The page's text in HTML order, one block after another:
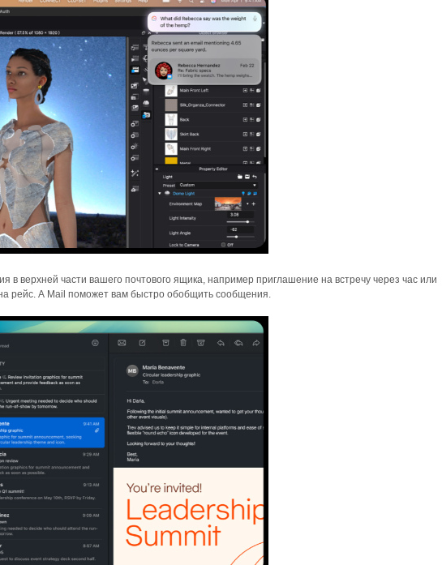
в верхней части вашего почтового ящика, например приглашение на встречу через час или
рейс. А Mail поможет вам быстро обобщить сообщения.